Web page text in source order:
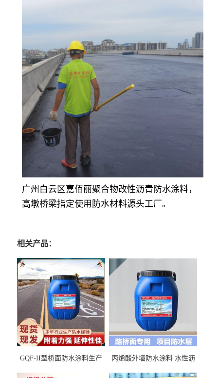
广州白云区嘉佰丽聚合物改性沥青防水涂料，
高墩桥梁指定使用防水材料源头工厂。
相关产品：
GQF-II型桥面防水涂料生产
丙烯酸外墙防水涂料 水性沥